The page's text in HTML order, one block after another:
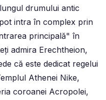
drumului antic
intra în complex prin
principală" în
admira Erechtheion,
că este dedicat regelui
Athenei Nike,
coroanei Acropolei,